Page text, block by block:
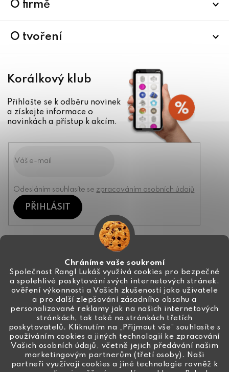
Chráníme vaše soukromí
Společnost Rangl Lukáš využívá cookies pro bezpečné
a spolehlivé poskytování svých internetových stránek,
ověření výkonnosti a Vašich zkušeností jako uživatele
a pro další zlepšování zásadního obsahu a
personalizované reklamy jak na našich internetových
stránkách, tak také na stránkách třetích
poskytovatelů. Kliknutím na „Přijmout vše“ souhlasíte s
používáním cookies a jiných technologií ke zpracování
Vašich osobních údajů, včetně jejich předávání našim
marketingovým partnerům (třetí osoby). Naši
partneři využívají cookies a jiné technologie rovněž k
O firmě
O tvoření
Korálkový klub
Přihlašte se k odběru novinek
a získejte informace o
novinkách a přístup k akcím.
Odesláním souhlasíte se zpracováním osobních údajů
PŘIHLÁSIT
info@ceske-koralky.cz
+420 774 444 191